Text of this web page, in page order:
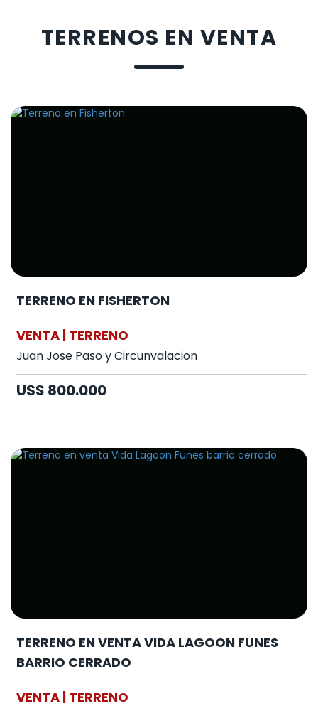
TERRENOS EN VENTA
TERRENO EN FISHERTON
VENTA | TERRENO
Juan Jose Paso y Circunvalacion
U$S 800.000
TERRENO EN VENTA VIDA LAGOON FUNES
BARRIO CERRADO
VENTA | TERRENO